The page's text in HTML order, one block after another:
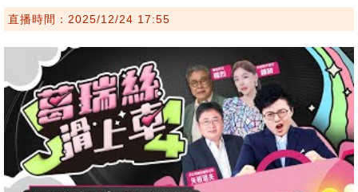
直播時間：2025/12/24 17:55